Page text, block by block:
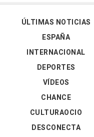
ÚLTIMAS NOTICIAS
ESPAÑA
INTERNACIONAL
DEPORTES
VÍDEOS
CHANCE
CULTURAOCIO
DESCONECTA